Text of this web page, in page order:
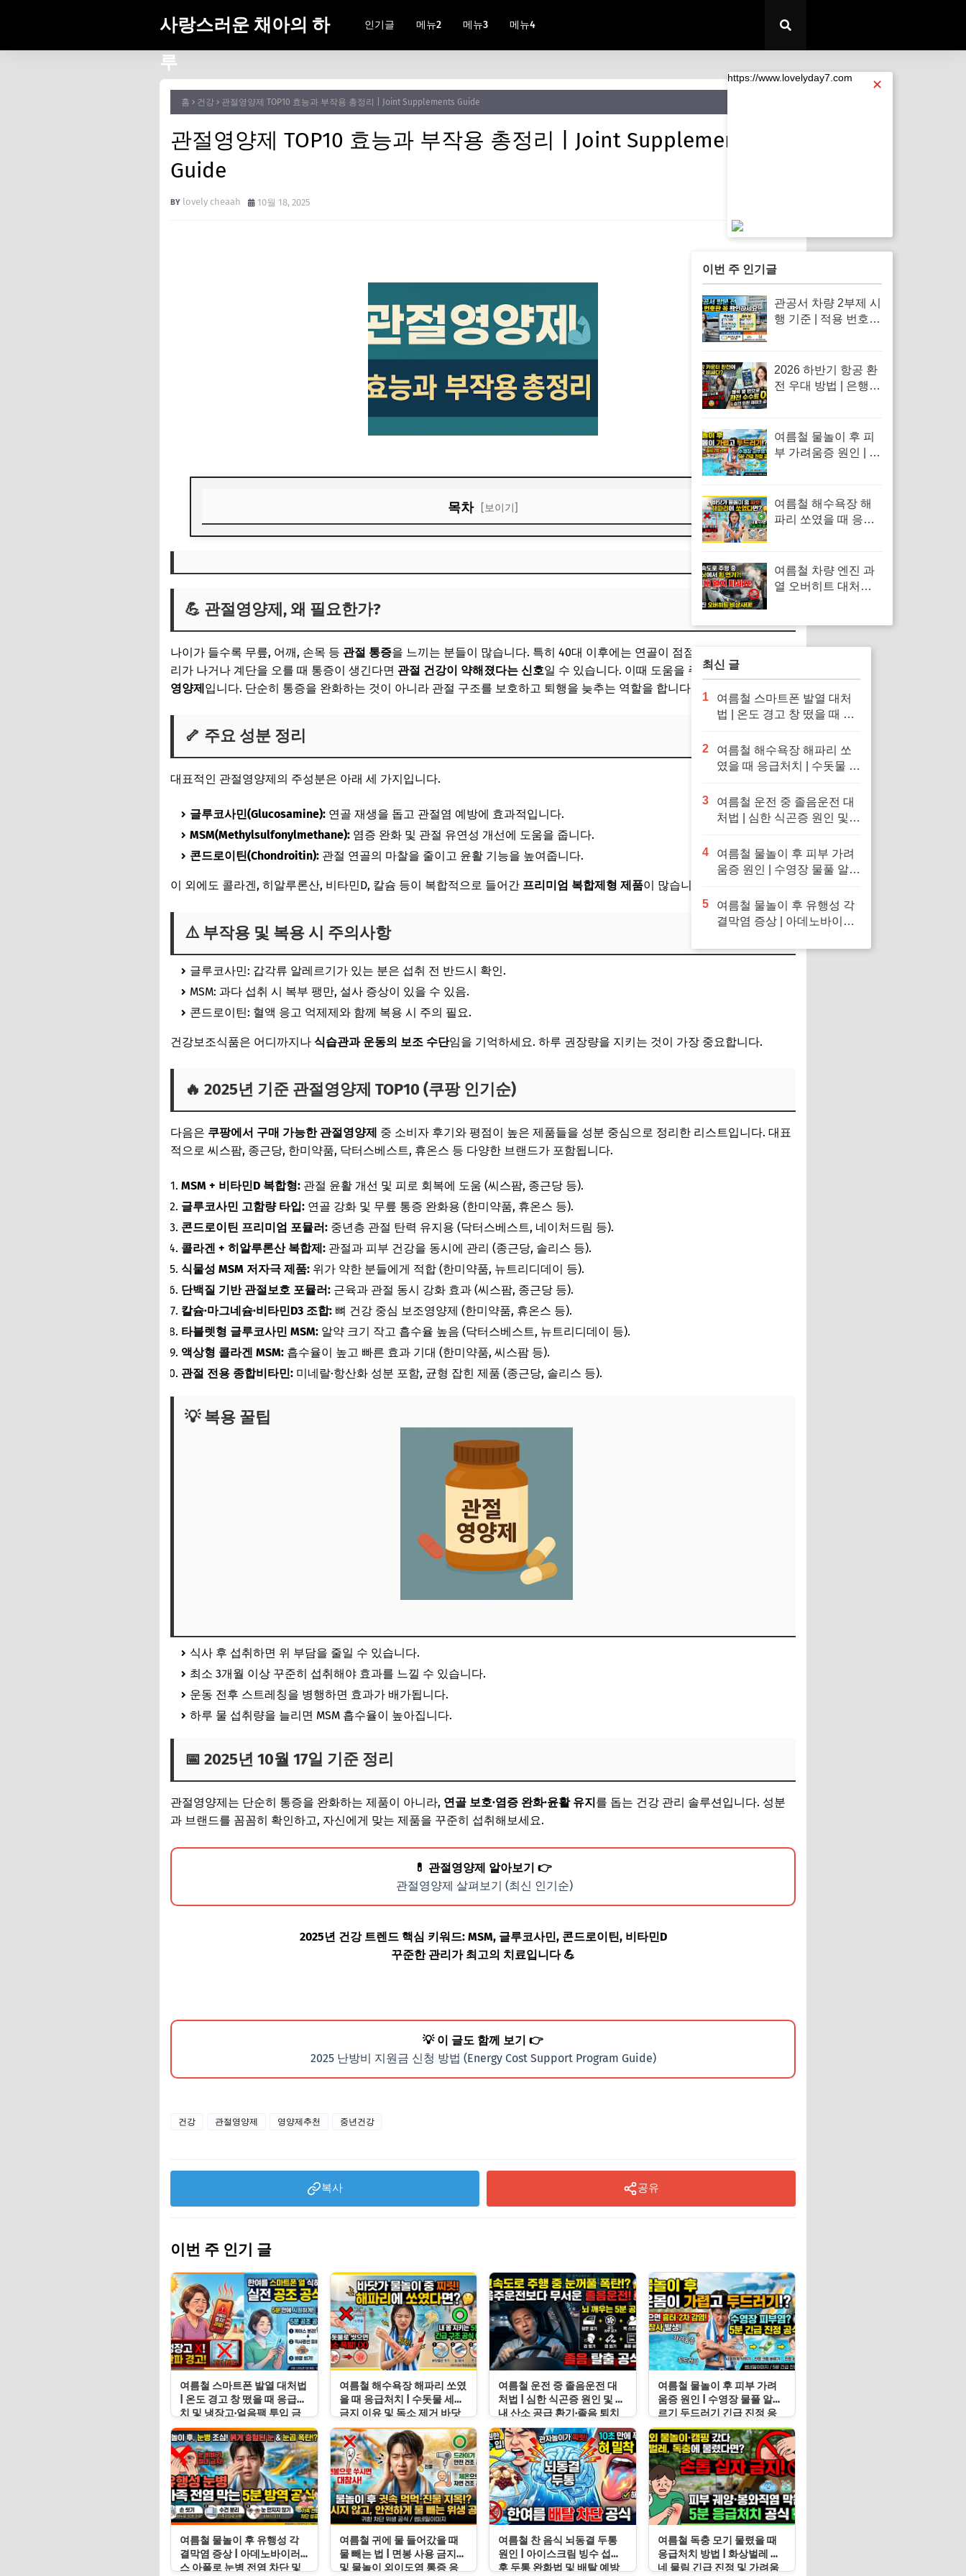
사랑스러운 채아의 하
루
인기글 메뉴2 메뉴3 메뉴4
홈 건강 관절영양제 TOP10 효능과 부작용 총정리 | Joint Supplements Guide
관절영양제 TOP10 효능과 부작용 총정리 | Joint Supplements
Guide
lovely cheaah 10월 18, 2025
목차 [보이기]
💪 관절영양제, 왜 필요한가?
🦴 주요 성분 정리
⚠️ 부작용 및 복용 시 주의사항
🔥 2025년 기준 관절영양제 TOP10 (쿠팡 인기순)
💡 복용 꿀팁
💪 관절영양제, 왜 필요한가?
나이가 들수록 무릎, 어깨, 손목 등 관절 통증을 느끼는 분들이 많습니다. 특히 40대 이후에는 연골이 점점 닳아가고, ‘뚝뚝’ 소
리가 나거나 계단을 오를 때 통증이 생긴다면 관절 건강이 약해졌다는 신호일 수 있습니다. 이때 도움을 주는 것이 바로
영양제입니다. 단순히 통증을 완화하는 것이 아니라 관절 구조를 보호하고 퇴행을 늦추는 역할을 합니다.
🦴 주요 성분 정리
대표적인 관절영양제의 주성분은 아래 세 가지입니다.
글루코사민(Glucosamine): 연골 재생을 돕고 관절염 예방에 효과적입니다.
MSM(Methylsulfonylmethane): 염증 완화 및 관절 유연성 개선에 도움을 줍니다.
콘드로이틴(Chondroitin): 관절 연골의 마찰을 줄이고 윤활 기능을 높여줍니다.
이 외에도 콜라겐, 히알루론산, 비타민D, 칼슘 등이 복합적으로 들어간 프리미엄 복합제형 제품이 많습니다.
⚠️ 부작용 및 복용 시 주의사항
글루코사민: 갑각류 알레르기가 있는 분은 섭취 전 반드시 확인.
MSM: 과다 섭취 시 복부 팽만, 설사 증상이 있을 수 있음.
콘드로이틴: 혈액 응고 억제제와 함께 복용 시 주의 필요.
건강보조식품은 어디까지나 식습관과 운동의 보조 수단임을 기억하세요. 하루 권장량을 지키는 것이 가장 중요합니다.
🔥 2025년 기준 관절영양제 TOP10 (쿠팡 인기순)
다음은 쿠팡에서 구매 가능한 관절영양제 중 소비자 후기와 평점이 높은 제품들을 성분 중심으로 정리한 리스트입니다. 대표
적으로 씨스팜, 종근당, 한미약품, 닥터스베스트, 휴온스 등 다양한 브랜드가 포함됩니다.
MSM + 비타민D 복합형: 관절 윤활 개선 및 피로 회복에 도움 (씨스팜, 종근당 등).
글루코사민 고함량 타입: 연골 강화 및 무릎 통증 완화용 (한미약품, 휴온스 등).
콘드로이틴 프리미엄 포뮬러: 중년층 관절 탄력 유지용 (닥터스베스트, 네이처드림 등).
콜라겐 + 히알루론산 복합제: 관절과 피부 건강을 동시에 관리 (종근당, 솔리스 등).
식물성 MSM 저자극 제품: 위가 약한 분들에게 적합 (한미약품, 뉴트리디데이 등).
단백질 기반 관절보호 포뮬러: 근육과 관절 동시 강화 효과 (씨스팜, 종근당 등).
칼슘·마그네슘·비타민D3 조합: 뼈 건강 중심 보조영양제 (한미약품, 휴온스 등).
타블렛형 글루코사민 MSM: 알약 크기 작고 흡수율 높음 (닥터스베스트, 뉴트리디데이 등).
액상형 콜라겐 MSM: 흡수율이 높고 빠른 효과 기대 (한미약품, 씨스팜 등).
관절 전용 종합비타민: 미네랄·항산화 성분 포함, 균형 잡힌 제품 (종근당, 솔리스 등).
💡 복용 꿀팁
식사 후 섭취하면 위 부담을 줄일 수 있습니다.
최소 3개월 이상 꾸준히 섭취해야 효과를 느낄 수 있습니다.
운동 전후 스트레칭을 병행하면 효과가 배가됩니다.
하루 물 섭취량을 늘리면 MSM 흡수율이 높아집니다.
📅 2025년 10월 17일 기준 정리
관절영양제는 단순히 통증을 완화하는 제품이 아니라, 연골 보호·염증 완화·윤활 유지를 돕는 건강 관리 솔루션입니다. 성분
과 브랜드를 꼼꼼히 확인하고, 자신에게 맞는 제품을 꾸준히 섭취해보세요.
💊 관절영양제 알아보기 👉
관절영양제 살펴보기 (최신 인기순)
2025년 건강 트렌드 핵심 키워드: MSM, 글루코사민, 콘드로이틴, 비타민D
꾸준한 관리가 최고의 치료입니다 💪
💡 이 글도 함께 보기 👉
2025 난방비 지원금 신청 방법 (Energy Cost Support Program Guide)
건강 관절영양제 영양제추천 중년건강
복사 공유
이번 주 인기 글
여름철 스마트폰 발열 대처법
| 온도 경고 창 떴을 때 응급처
치 및 냉장고·얼음팩 투입 금
지 이유
여름철 해수욕장 해파리 쏘였
을 때 응급처치 | 수돗물 세척
금지 이유 및 독소 제거 바닷
물 세척 수칙
여름철 운전 중 졸음운전 대
처법 | 심한 식곤증 원인 및 차
내 산소 공급 환기·졸음 퇴치
응급처치 수칙
여름철 물놀이 후 피부 가려
움증 원인 | 수영장 물풀 알레
르기 두드러기 긴급 진정 응
급처치 수칙
여름철 물놀이 후 유행성 각
결막염 증상 | 아데노바이러
스 아폴로 눈병 전염 차단 및
여름철 귀에 물 들어갔을 때
물 빼는 법 | 면봉 사용 금지
및 물놀이 외이도염 통증 응
여름철 찬 음식 뇌동결 두통
원인 | 아이스크림 빙수 섭취
후 두통 완화법 및 배탈 예방
여름철 독충 모기 물렸을 때
응급처치 방법 | 화상벌레 지
네 물림 긴급 진정 및 가려움
✕
https://www.lovelyday7.com
이번 주 인기글
관공서 차량 2부제 시
행 기준 | 적용 번호판
면 혜택 총정리
2026 하반기 항공 환
전 우대 방법 | 은행별
환율 100% 우대 공식
여름철 물놀이 후 피
부 가려움증 원인 | 수
응급처치 수칙
여름철 해수욕장 해
파리 쏘였을 때 응급
바닷물 세척 수칙
여름철 차량 엔진 과
열 오버히트 대처법 |
냉각수 점검 방법
최신 글
1
여름철 스마트폰 발열 대처
법 | 온도 경고 창 떴을 때 응
입 금지 이유
2
여름철 해수욕장 해파리 쏘
였을 때 응급처치 | 수돗물 세
닷물 세척 수칙
3
여름철 운전 중 졸음운전 대
처법 | 심한 식곤증 원인 및
퇴치 응급처치 수칙
4
여름철 물놀이 후 피부 가려
움증 원인 | 수영장 물풀 알레
급처치 수칙
5
여름철 물놀이 후 유행성 각
결막염 증상 | 아데노바이러
눈 충혈 응급처치 수칙